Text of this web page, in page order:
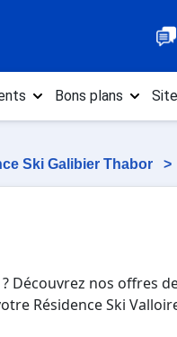
Bons plans
Ski Galibier Thabor >
nos offres
Résidence Ski